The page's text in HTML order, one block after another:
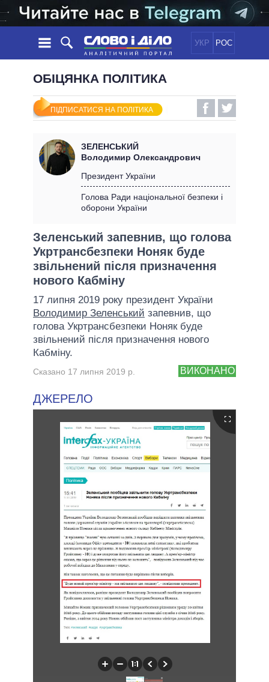
УКР РОС
НОВИНИ
СТРІЧКА
ПОДІЇ
СТАТТІ
ДУМКИ
ОГЛЯДИ
ДАЙДЖЕСТИ
ПОЛІТИКА
ЕКОНОМІКА
СВІТ
ОБIЦЯНКИ
УСІ ПОЛІТИКИ
ПРЕЗИДЕНТ І ОФІС
КАБІНЕТ МІНІСТРІВ
МЕРИ МІСТ
ВСІ ПЕРСОНИ
ІНФОГРАФІКА
ВІДЕО
ПІДТРИМАТИ
ПОРІВНЯННЯ ПОЛІТИКІВ
ОБІЦЯНКА ПОЛІТИКА
ПІДПИСАТИСЯ НА ПОЛІТИКА
ЗЕЛЕНСЬКИЙ
Володимир Олександрович
Президент України
Голова Ради національної безпеки і
оборони України
Зеленський запевнив, що голова
Укртрансбезпеки Ноняк буде
звільнений після призначення
нового Кабміну
17 липня 2019 року президент України
Володимир Зеленський запевнив, що
голова Укртрансбезпеки Ноняк буде
звільнений після призначення нового
Кабміну.
ВИКОНАНО
Сказано 17 липня 2019 р.
ДЖЕРЕЛО